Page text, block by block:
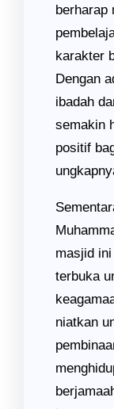
berharap
karakter
Dengan
ibadah
semakin
positif
masjid
terbuka
niatkan